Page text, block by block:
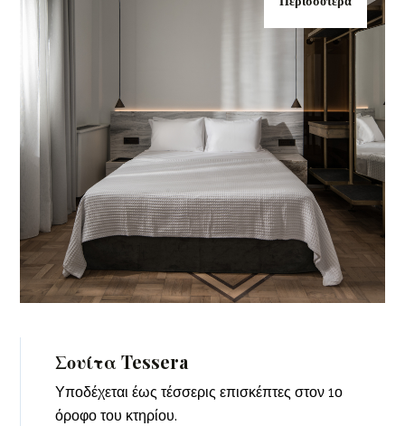
Σουίτα Tessera
Υποδέχεται έως τέσσερις επισκέπτες στον 1ο
όροφο του κτηρίου.